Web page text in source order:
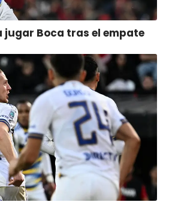
jugar Boca tras el empate